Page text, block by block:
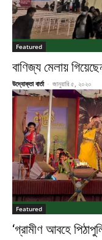
Featured
বাণিজ্য মেলায়
উদ্যোক্তা বার্তা - জানুয়ারি ৫, ২০২০
Featured
‘গ্রামীণ আবহে